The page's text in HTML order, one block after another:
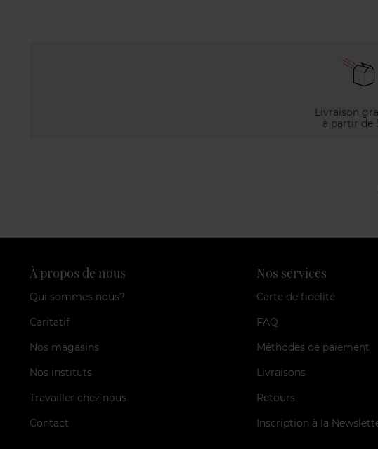
Livraison
à partir de
À propos de nous
Qui sommes nous?
Caritatif
Nos magasins
Nos instituts
Travailler chez nous
Contact
Nos services
Carte de fidélité
FAQ
Méthodes de paiement
Livraisons
Retours
Inscription à la